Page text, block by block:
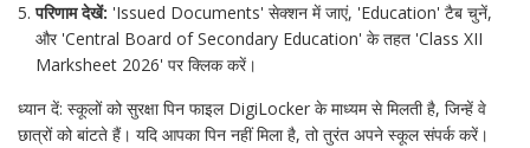
परिणाम देखें: 'Issued Documents' सेक्शन में जाएं, 'Education' टैब चुनें,
और 'Central Board of Secondary Education' के तहत 'Class XII
Marksheet 2026' पर क्लिक करें।
ध्यान दें: स्कूलों को सुरक्षा पिन फाइल DigiLocker के माध्यम से मिलती है, जिन्हें वे
छात्रों को बांटते हैं। यदि आपका पिन नहीं मिला है, तो तुरंत अपने स्कूल संपर्क करें।